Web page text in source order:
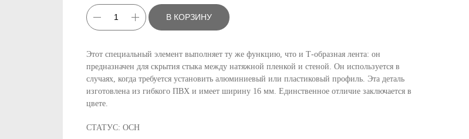
В КОРЗИНУ
Этот специальный элемент выполняет ту же функцию, что и Т-образная лента: он
предназначен для скрытия стыка между натяжной пленкой и стеной. Он используется в
случаях, когда требуется установить алюминиевый или пластиковый профиль. Эта деталь
изготовлена из гибкого ПВХ и имеет ширину 16 мм. Единственное отличие заключается в
цвете.
СТАТУС: ОСН